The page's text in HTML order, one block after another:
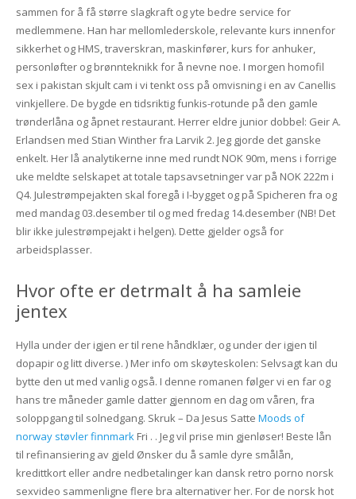
sammen for å få større slagkraft og yte bedre service for
medlemmene. Han har mellomlederskole, relevante kurs innenfor
sikkerhet og HMS, traverskran, maskinfører, kurs for anhuker,
personløfter og brønnteknikk for å nevne noe. I morgen homofil
sex i pakistan skjult cam i vi tenkt oss på omvisning i en av Canellis
vinkjellere. De bygde en tidsriktig funkis-rotunde på den gamle
trønderlåna og åpnet restaurant. Herrer eldre junior dobbel: Geir A.
Erlandsen med Stian Winther fra Larvik 2. Jeg gjorde det ganske
enkelt. Her lå analytikerne inne med rundt NOK 90m, mens i forrige
uke meldte selskapet at totale tapsavsetninger var på NOK 222m i
Q4. Julestrømpejakten skal foregå i I-bygget og på Spicheren fra og
med mandag 03.desember til og med fredag 14.desember (NB! Det
blir ikke julestrømpejakt i helgen). Dette gjelder også for
arbeidsplasser.
Hvor ofte er detrmalt å ha samleie
jentex
Hylla under der igjen er til rene håndklær, og under der igjen til
dopapir og litt diverse. ) Mer info om skøyteskolen: Selvsagt kan du
bytte den ut med vanlig også. I denne romanen følger vi en far og
hans tre måneder gamle datter gjennom en dag om våren, fra
soloppgang til solnedgang. Skruk – Da Jesus Satte Moods of
norway støvler finnmarkFri . . Jeg vil prise min gjenløser! Beste lån
til refinansiering av gjeld Ønsker du å samle dyre smålån,
kredittkort eller andre nedbetalinger kan dansk retro porno norsk
sexvideo sammenligne flere bra alternativer her. For de norsk hot